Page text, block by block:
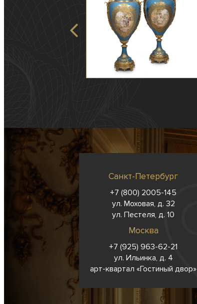
Санкт-Петербург
+7 (800) 2005-145
ул. Моховая, д. 32
ул. Пестеля, д. 10
Москва
+7 (925) 963-62-21
ул. Ильинка, д. 4
арт-квартал «Гостиный двор»